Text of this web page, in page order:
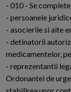
- 010 - Se
- persoanele
- asocierile si alte
- detinatorii
medicamentelor,
- reprezentantii
Ordonantei de